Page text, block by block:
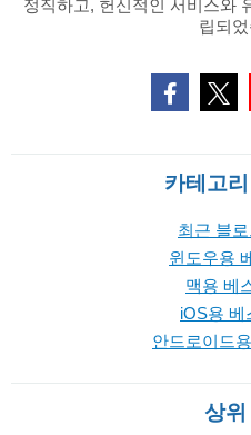
정직하고, 헌신적인 서비스와
립되
카테고
최근 블
윈도우용
맥용 베
iOS용 베
안드로이드
상위